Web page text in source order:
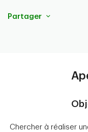
Partager
Chercher à réaliser